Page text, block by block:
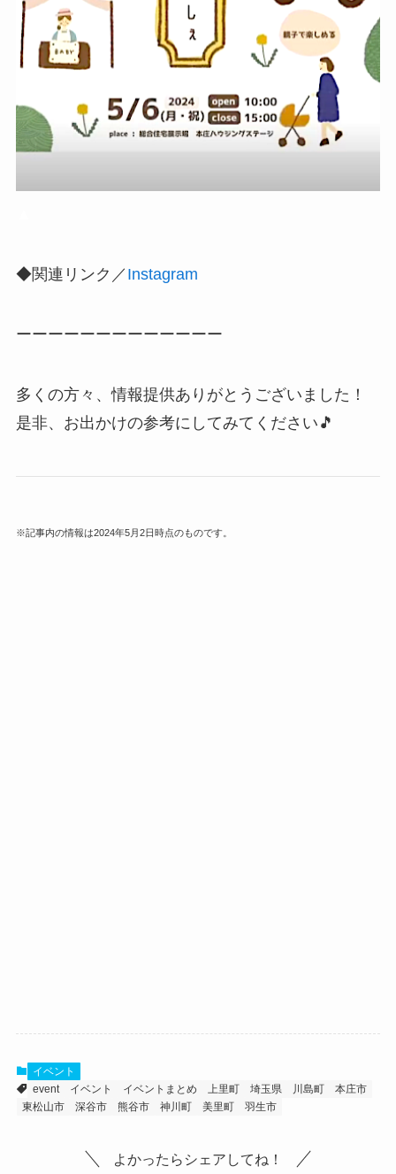
◆関連リンク／ Instagram
ーーーーーーーーーーーーー
多くの方々、情報提供ありがとうございました！
是非、お出かけの参考にしてみてください🎵
※記事内の情報は2024年5月2日時点のものです。
イベント
event
イベント イベントまとめ 上里町 埼玉県 川島町
本庄市
東松山市
深谷市 熊谷市 神川町 美里町 羽生市
よかったらシェアしてね！